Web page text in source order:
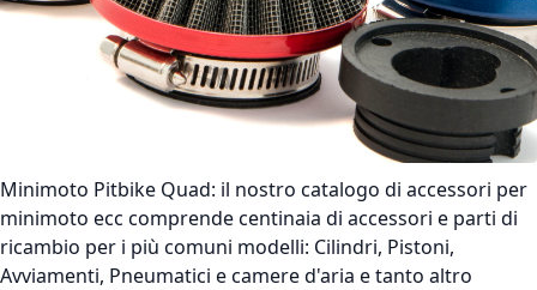
Minimoto Pitbike Quad: il nostro catalogo di accessori per
minimoto ecc comprende centinaia di accessori e parti di
ricambio per i più comuni modelli: Cilindri, Pistoni,
Avviamenti, Pneumatici e camere d'aria e tanto altro